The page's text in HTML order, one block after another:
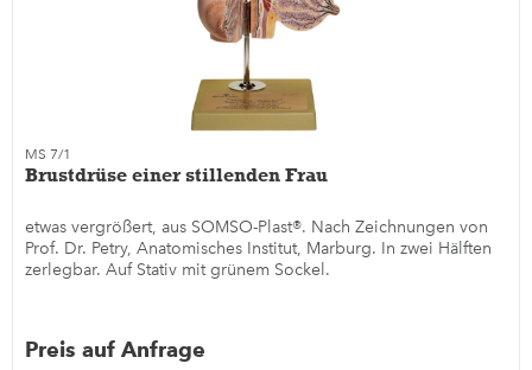
MS 7/1
Brustdrüse einer stillenden Frau
etwas vergrößert, aus SOMSO-Plast®. Nach Zeichnungen von
Prof. Dr. Petry, Anatomisches Institut, Marburg. In zwei Hälften
zerlegbar. Auf Stativ mit grünem Sockel.
Preis auf Anfrage